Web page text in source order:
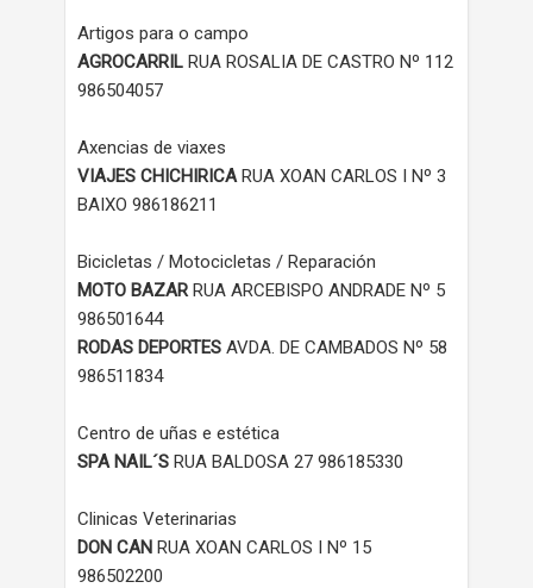
Artigos para o campo
AGROCARRIL RUA ROSALIA DE CASTRO Nº 112
986504057
Axencias de viaxes
VIAJES CHICHIRICARUA XOAN CARLOS I Nº 3
BAIXO 986186211
Bicicletas / Motocicletas / Reparación
MOTO BAZARRUA ARCEBISPO ANDRADE Nº 5
986501644
RODAS DEPORTES AVDA. DE CAMBADOS Nº 58
986511834
Centro de uñas e estética
SPA NAIL´S RUA BALDOSA 27 986185330
Clinicas Veterinarias
DON CAN RUA XOAN CARLOS I Nº 15
986502200